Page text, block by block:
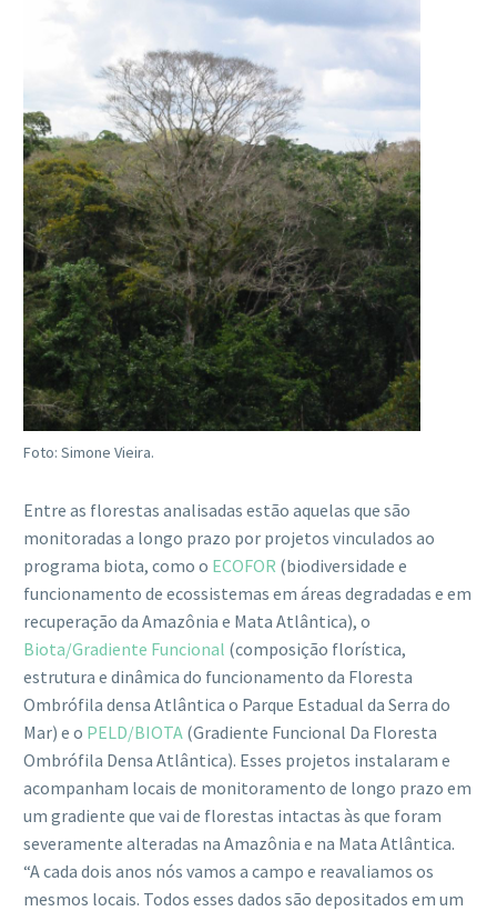
Foto: Simone Vieira.
Entre as florestas analisadas estão aquelas que são
monitoradas a longo prazo por projetos vinculados ao
programa biota, como o ECOFOR (biodiversidade e
funcionamento de ecossistemas em áreas degradadas e em
recuperação da Amazônia e Mata Atlântica), o
Biota/Gradiente Funcional (composição florística,
estrutura e dinâmica do funcionamento da Floresta
Ombrófila densa Atlântica o Parque Estadual da Serra do
Mar) e o PELD/BIOTA (Gradiente Funcional Da Floresta
Ombrófila Densa Atlântica). Esses projetos instalaram e
acompanham locais de monitoramento de longo prazo em
um gradiente que vai de florestas intactas às que foram
severamente alteradas na Amazônia e na Mata Atlântica.
“A cada dois anos nós vamos a campo e reavaliamos os
mesmos locais. Todos esses dados são depositados em um